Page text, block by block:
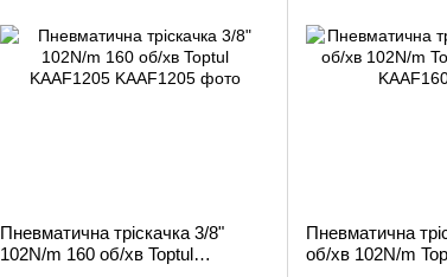
Пневматична тріскачка 3/8"
102N/m 160 об/хв Toptul
Пневматична
об/хв 102N/m